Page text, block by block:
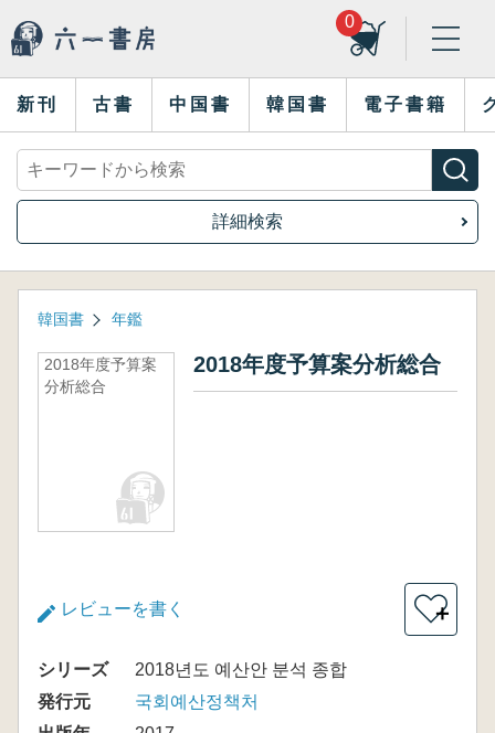
0
新刊 古書 中国書 韓国書 電子書籍
詳細検索
韓国書 年鑑
2018年度予算案
分析総合
2018年度予算案分析総合
レビューを書く ＋
シリーズ
2018년도 예산안 분석 종합
発行元
국회예산정책처